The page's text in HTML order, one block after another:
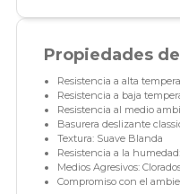
Propiedades
Resistencia a alta
Resistencia a baja
Resistencia al medio
Basurera deslizante
Textura: Suave Blanda
Resistencia a la
Medios Agresivos:
Compromiso con el